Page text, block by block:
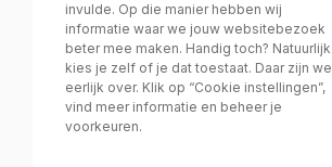
invulde. Op die manier hebben wij
informatie waar we jouw websitebezoek
beter mee maken. Handig toch? Natuurlijk
kies je zelf of je dat toestaat. Daar zijn we
eerlijk over. Klik op “Cookie instellingen”,
vind meer informatie en beheer je
voorkeuren.